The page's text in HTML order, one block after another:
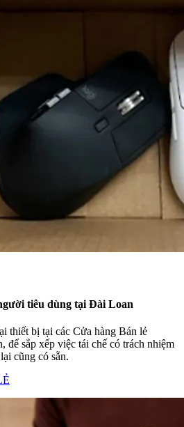
tiêu dùng tại Đài Loan
thiết bị tại các Cửa hàng Bán lẻ
sắp xếp việc tái chế có trách nhiệm
cũng có sẵn.